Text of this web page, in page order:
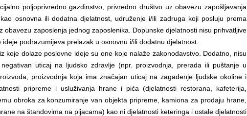
poljoprivredno gazdinstvo, privredno društvo uz obavezu zapošljavanja
osnovna ili dodatna djelatnost, udruženje i/ili zadruga koji posluju prema
zaposlenja jednog zaposlenika. Dopunske djelatnosti nisu prihvatljive
podrazumijeva prelazak u osnovnu i/ili dodatnu djelatnost.
koje dolaze poslovne ideje su one koje nalaže zakonodavstvo. Dodatno, nisu
uticaj na ljudsko zdravlje (npr. proizvodnja, prerada ili puštanje u
proizvodnja koja ima značajan uticaj na zagađenje ljudske okoline i
pripreme i usluživanja hrane i pića (djelatnosti restorana, kafeterija,
obroka za konzumiranje van objekta pripreme, kamiona za prodaju hrane,
na štandovima na pijacama) kao ni djelatnosti keteringa i ostale djelatnosti